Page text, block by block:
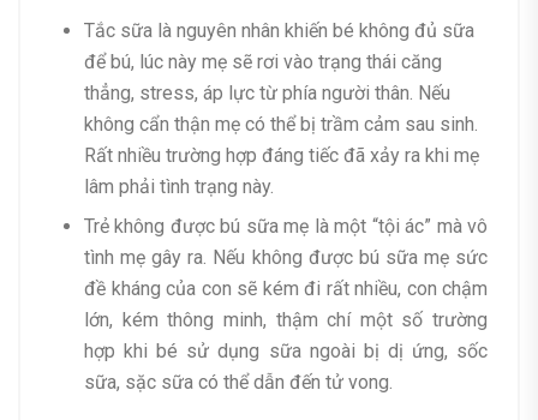
Tắc sữa là nguyên nhân khiến bé không đủ sữa
để bú, lúc này mẹ sẽ rơi vào trạng thái căng
thẳng, stress, áp lực từ phía người thân. Nếu
không cẩn thận mẹ có thể bị trầm cảm sau sinh.
Rất nhiều trường hợp đáng tiếc đã xảy ra khi mẹ
lâm phải tình trạng này.
Trẻ không được bú sữa mẹ là một “tội ác” mà vô
tình mẹ gây ra. Nếu không được bú sữa mẹ sức
đề kháng của con sẽ kém đi rất nhiều, con chậm
lớn, kém thông minh, thậm chí một số trường
hợp khi bé sử dụng sữa ngoài bị dị ứng, sốc
sữa, sặc sữa có thể dẫn đến tử vong.